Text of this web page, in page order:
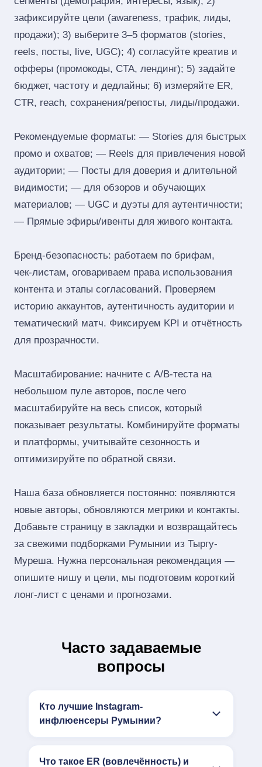
зафиксируйте цели (awareness, трафик, лиды,
продажи); 3) выберите 3–5 форматов (stories,
reels, посты, live, UGC); 4) согласуйте креатив и
офферы (промокоды, CTA, лендинг); 5) задайте
бюджет, частоту и дедлайны; 6) измеряйте ER,
CTR, reach, сохранения/репосты, лиды/продажи.
Рекомендуемые форматы: — Stories для быстрых
промо и охватов; — Reels для привлечения новой
аудитории; — Посты для доверия и длительной
видимости; — для обзоров и обучающих
материалов; — UGC и дуэты для аутентичности;
— Прямые эфиры/ивенты для живого контакта.
Бренд‑безопасность: работаем по брифам,
чек‑листам, оговариваем права использования
контента и этапы согласований. Проверяем
историю аккаунтов, аутентичность аудитории и
тематический матч. Фиксируем KPI и отчётность
для прозрачности.
Масштабирование: начните с A/B‑теста на
небольшом пуле авторов, после чего
масштабируйте на весь список, который
показывает результаты. Комбинируйте форматы
и платформы, учитывайте сезонность и
оптимизируйте по обратной связи.
Наша база обновляется постоянно: появляются
новые авторы, обновляются метрики и контакты.
Добавьте страницу в закладки и возвращайтесь
за свежими подборками Румынии из Тыргу-
Муреша. Нужна персональная рекомендация —
опишите нишу и цели, мы подготовим короткий
лонг‑лист с ценами и прогнозами.
Часто задаваемые
вопросы
Кто лучшие Instagram-
инфлюенсеры Румынии?
Что такое ER (вовлечённость) и